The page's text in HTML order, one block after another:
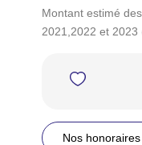
Montant estimé
2021,2022 et 2023
Nos honoraires